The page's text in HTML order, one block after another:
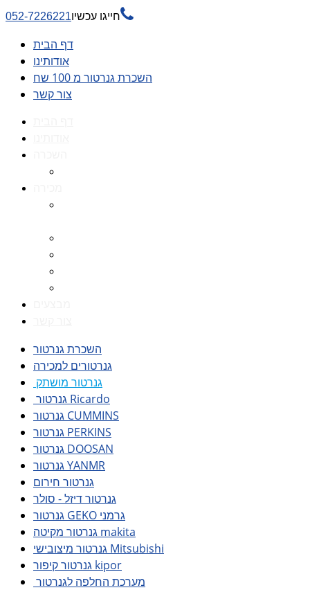
חייגו עכשיו052-7226221 
דף הבית
אודותינו
השכרת גנרטור מ 100 שח
צור קשר
השכרת גנרטור
גנרטורים למכירה
גנרטור מושתק
גנרטור Ricardo
גנרטור CUMMINS
גנרטור PERKINS
גנרטור DOOSAN
גנרטור YANMR
גנרטור חירום
גנרטור דיזל - סולר
גנרטור GEKO גרמני
גנרטור מקיטה makita
גנרטור מיצובישי Mitsubishi
גנרטור קיפור kipor
מערכת החלפה לגנרטור